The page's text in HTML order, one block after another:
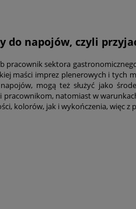
do napojów, czyli
pracownik sektora
maści imprez plenerowych i tych
mogą też służyć jako
pracownikom, natomiast w
kolorów, jak i wykończenia, więc z